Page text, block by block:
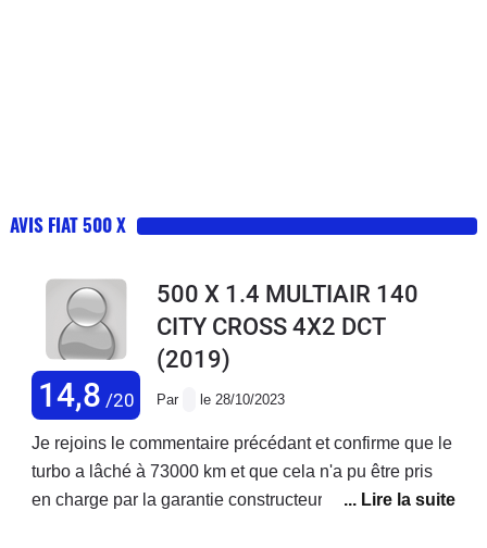
AVIS FIAT 500 X
14,8 /20
500 X 1.4 MULTIAIR 140
CITY CROSS 4X2 DCT
(2019)
Par le 28/10/2023
Je rejoins le commentaire précédant et confirme que le
turbo a lâché à 73000 km et que cela n'a pu être pris
en charge par la garantie constructeur ! Je précise que